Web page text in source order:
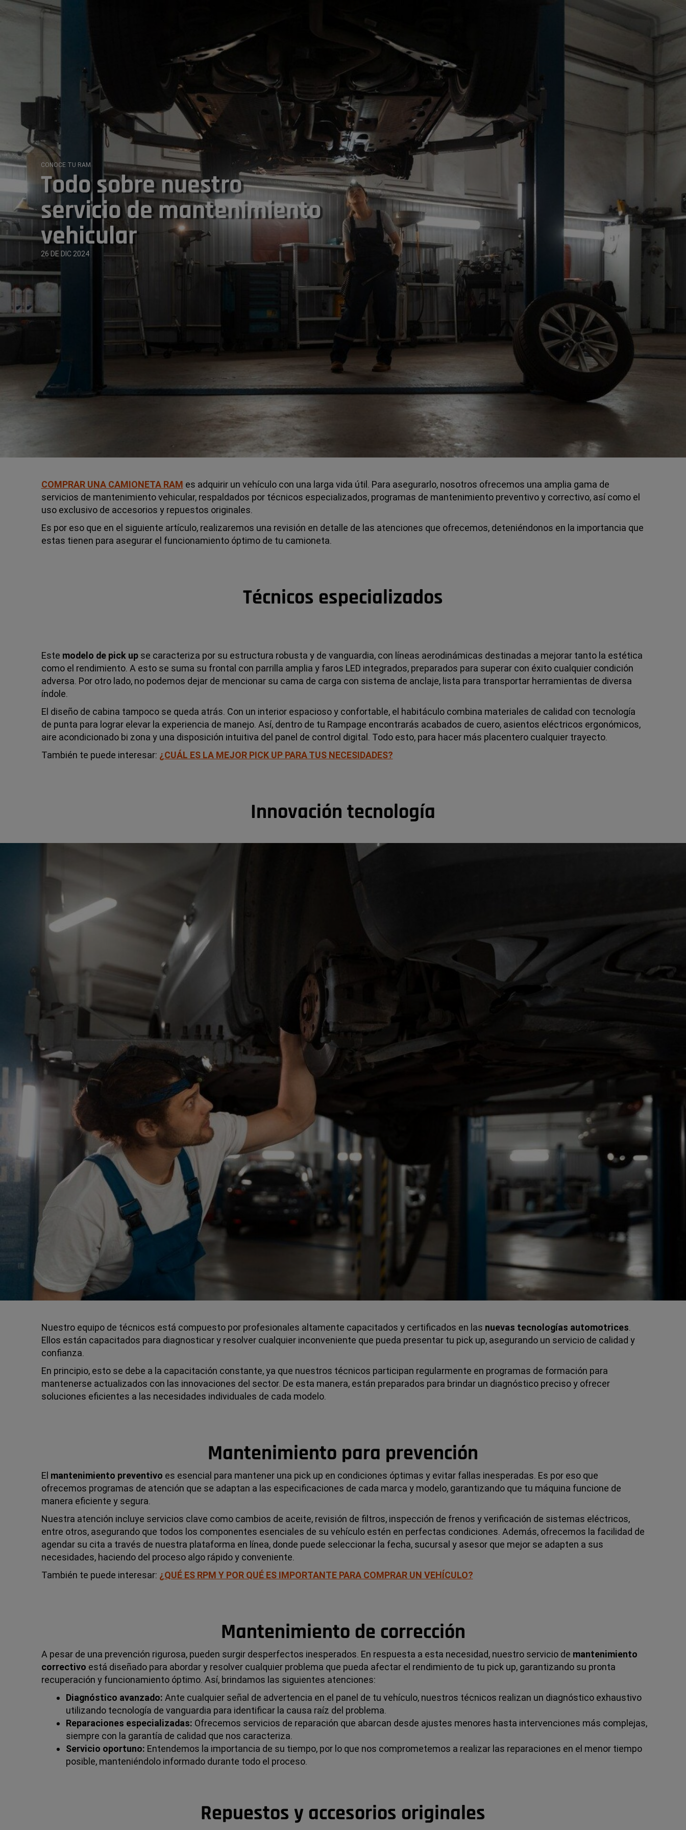
CONOCE TU RAM
Todo sobre nuestro
servicio de mantenimiento
vehicular
26 DE DIC 2024
COMPRAR UNA CAMIONETA RAM es adquirir un vehículo con una larga vida útil. Para asegurarlo, nosotros ofrecemos una amplia gama de
servicios de mantenimiento vehicular, respaldados por técnicos especializados, programas de mantenimiento preventivo y correctivo, así como el
uso exclusivo de accesorios y repuestos originales.
Es por eso que en el siguiente artículo, realizaremos una revisión en detalle de las atenciones que ofrecemos, deteniéndonos en la importancia que
estas tienen para asegurar el funcionamiento óptimo de tu camioneta.
Técnicos especializados
Este modelo de pick upse caracteriza por su estructura robusta y de vanguardia, con líneas aerodinámicas destinadas a mejorar tanto la estética
como el rendimiento. A esto se suma su frontal con parrilla amplia y faros LED integrados, preparados para superar con éxito cualquier condición
adversa. Por otro lado, no podemos dejar de mencionar su cama de carga con sistema de anclaje, lista para transportar herramientas de diversa
índole.
El diseño de cabina tampoco se queda atrás. Con un interior espacioso y confortable, el habitáculo combina materiales de calidad con tecnología
de punta para lograr elevar la experiencia de manejo. Así, dentro de tu Rampage encontrarás acabados de cuero, asientos eléctricos ergonómicos,
aire acondicionado bi zona y una disposición intuitiva del panel de control digital. Todo esto, para hacer más placentero cualquier trayecto.
También te puede interesar: ¿CUÁL ES LA MEJOR PICK UP PARA TUS NECESIDADES?
Innovación tecnología
Nuestro equipo de técnicos está compuesto por profesionales altamente capacitados y certificados en las nuevas tecnologías automotrices.
Ellos están capacitados para diagnosticar y resolver cualquier inconveniente que pueda presentar tu pick up, asegurando un servicio de calidad y
confianza.
En principio, esto se debe a la capacitación constante, ya que nuestros técnicos participan regularmente en programas de formación para
mantenerse actualizados con las innovaciones del sector. De esta manera, están preparados para brindar un diagnóstico preciso y ofrecer
soluciones eficientes a las necesidades individuales de cada modelo.
Mantenimiento para prevención
El mantenimiento preventivo es esencial para mantener una pick up en condiciones óptimas y evitar fallas inesperadas. Es por eso que
ofrecemos programas de atención que se adaptan a las especificaciones de cada marca y modelo, garantizando que tu máquina funcione de
manera eficiente y segura.
Nuestra atención incluye servicios clave como cambios de aceite, revisión de filtros, inspección de frenos y verificación de sistemas eléctricos,
entre otros, asegurando que todos los componentes esenciales de su vehículo estén en perfectas condiciones. Además, ofrecemos la facilidad de
agendar su cita a través de nuestra plataforma en línea, donde puede seleccionar la fecha, sucursal y asesor que mejor se adapten a sus
necesidades, haciendo del proceso algo rápido y conveniente.
También te puede interesar: ¿QUÉ ES RPM Y POR QUÉ ES IMPORTANTE PARA COMPRAR UN VEHÍCULO?
Mantenimiento de corrección
A pesar de una prevención rigurosa, pueden surgir desperfectos inesperados. En respuesta a esta necesidad, nuestro servicio de mantenimiento
correctivo está diseñado para abordar y resolver cualquier problema que pueda afectar el rendimiento de tu pick up, garantizando su pronta
recuperación y funcionamiento óptimo. Así, brindamos las siguientes atenciones:
Diagnóstico avanzado: Ante cualquier señal de advertencia en el panel de tu vehículo, nuestros técnicos realizan un diagnóstico exhaustivo
utilizando tecnología de vanguardia para identificar la causa raíz del problema.
Reparaciones especializadas: Ofrecemos servicios de reparación que abarcan desde ajustes menores hasta intervenciones más complejas,
siempre con la garantía de calidad que nos caracteriza.
Servicio oportuno: Entendemos la importancia de su tiempo, por lo que nos comprometemos a realizar las reparaciones en el menor tiempo
posible, manteniéndolo informado durante todo el proceso.
Repuestos y accesorios originales